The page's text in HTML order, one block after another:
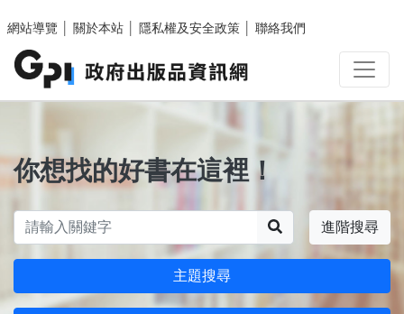
網站導覽
關於本站 隱私權及安全政策 聯絡我們
你想找的好書在這裡！
進階搜尋
主題搜尋